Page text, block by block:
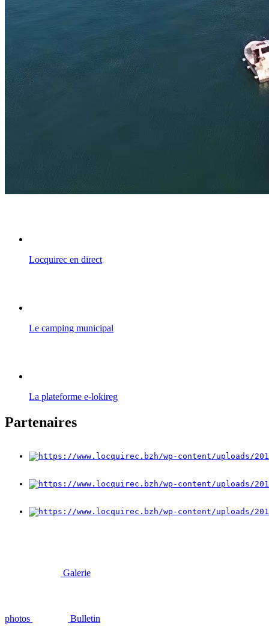
Locquirec en direct
Le camping municipal
La plateforme e-lokireg
Partenaires
Galerie
photos Bulletin